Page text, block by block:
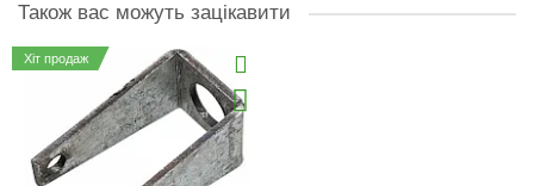
Також вас можуть зацікавити
Хіт продаж